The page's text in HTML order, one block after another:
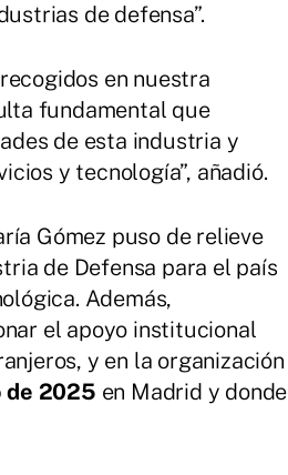
de defensa”.
en nuestra
fundamental que
de esta industria y
y tecnología”, añadió.
Gómez puso de relieve
de Defensa para el país
Además,
el apoyo institucional
y en la organización
de 2025 en Madrid y donde